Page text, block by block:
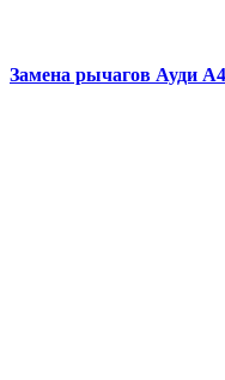
Замена рычагов Ауди А4